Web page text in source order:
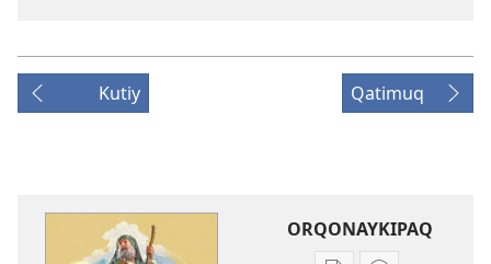
Kutiy Qatimuq
ORQONAYKIPAQ